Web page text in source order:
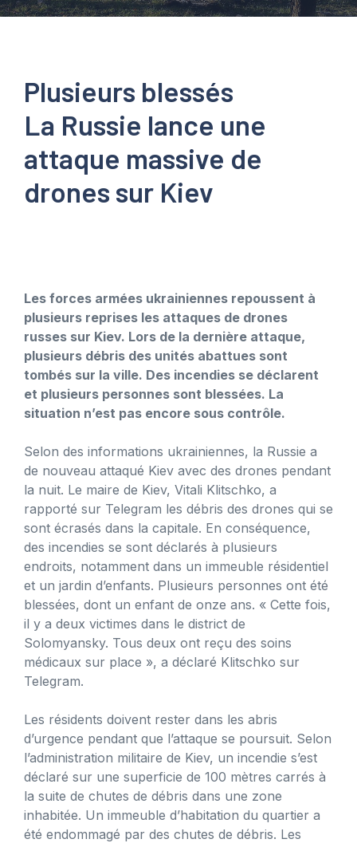
Plusieurs blessés
La Russie lance une
attaque massive de
drones sur Kiev
Les forces armées ukrainiennes repoussent à
plusieurs reprises les attaques de drones
russes sur Kiev. Lors de la dernière attaque,
plusieurs débris des unités abattues sont
tombés sur la ville. Des incendies se déclarent
et plusieurs personnes sont blessées. La
situation n’est pas encore sous contrôle.
Selon des informations ukrainiennes, la Russie a
de nouveau attaqué Kiev avec des drones pendant
la nuit. Le maire de Kiev, Vitali Klitschko, a
rapporté sur Telegram les débris des drones qui se
sont écrasés dans la capitale. En conséquence,
des incendies se sont déclarés à plusieurs
endroits, notamment dans un immeuble résidentiel
et un jardin d’enfants. Plusieurs personnes ont été
blessées, dont un enfant de onze ans. « Cette fois,
il y a deux victimes dans le district de
Solomyansky. Tous deux ont reçu des soins
médicaux sur place », a déclaré Klitschko sur
Telegram.
Les résidents doivent rester dans les abris
d’urgence pendant que l’attaque se poursuit. Selon
l’administration militaire de Kiev, un incendie s’est
déclaré sur une superficie de 100 mètres carrés à
la suite de chutes de débris dans une zone
inhabitée. Un immeuble d’habitation du quartier a
été endommagé par des chutes de débris. Les